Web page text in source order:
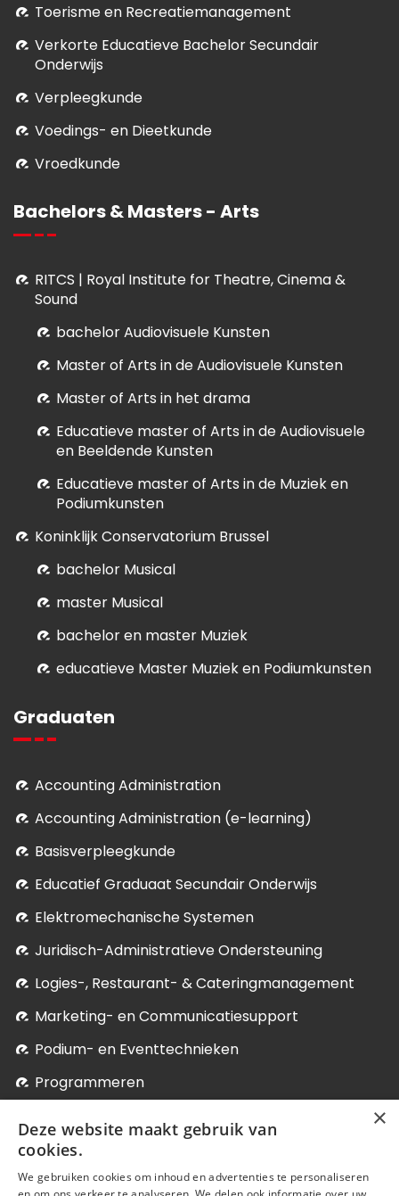
Toerisme en Recreatiemanagement
Verkorte Educatieve Bachelor Secundair
Onderwijs
Verpleegkunde
Voedings- en Dieetkunde
Vroedkunde
Bachelors & Masters - Arts
RITCS | Royal Institute for Theatre, Cinema &
Sound
bachelor Audiovisuele Kunsten
Master of Arts in de Audiovisuele Kunsten
Master of Arts in het drama
Educatieve master of Arts in de Audiovisuele
en Beeldende Kunsten
Educatieve master of Arts in de Muziek en
Podiumkunsten
Koninklijk Conservatorium Brussel
bachelor Musical
master Musical
bachelor en master Muziek
educatieve Master Muziek en Podiumkunsten
Graduaten
Accounting Administration
Accounting Administration (e-learning)
Basisverpleegkunde
Educatief Graduaat Secundair Onderwijs
Elektromechanische Systemen
Juridisch-Administratieve Ondersteuning
Logies-, Restaurant- & Cateringmanagement
Marketing- en Communicatiesupport
Podium- en Eventtechnieken
Programmeren
Systeem- en Netwerkbeheer
Verder studeren
×
Deze website maakt gebruik van
cookies.
We gebruiken cookies om inhoud en advertenties te personaliseren